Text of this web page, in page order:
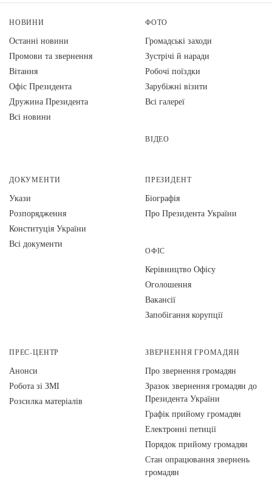
НОВИНИ
Останні новини
Промови та звернення
Вiтання
Офіс Президента
Дружина Президента
Всі новини
ФОТО
Громадські заходи
Зустрічі й наради
Робочі поїздки
Зарубіжні візити
Всі галереї
ВІДЕО
ДОКУМЕНТИ
Укази
Розпорядження
Конституція України
Всі документи
ПРЕЗИДЕНТ
Біографія
Про Президента України
ОФІС
Керівництво Офісу
Оголошення
Вакансії
Запобігання корупції
ПРЕС-ЦЕНТР
Анонси
Робота зі ЗМІ
Розсилка матеріалів
ЗВЕРНЕННЯ ГРОМАДЯН
Про звернення громадян
Зразок звернення громадян до
Президента України
Графік прийому громадян
Електронні петиції
Порядок прийому громадян
Стан опрацювання звернень
громадян